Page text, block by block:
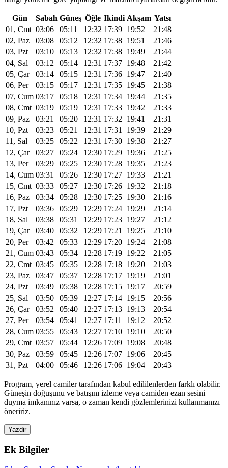
Gün Sabah Güneş Öğle Ikindi Akşam Yatsı
01, Cmt 03:06 05:11 12:32 17:39 19:52
21:48
02, Paz
03:08 05:12 12:32 17:38 19:51
21:46
03, Pzt
03:10 05:13 12:32 17:38 19:49
21:44
04, Sal
03:12 05:14 12:31 17:37 19:48
21:42
05, Çar
03:14 05:15 12:31 17:36 19:47
21:40
06, Per
03:15 05:17 12:31 17:35 19:45
21:38
07, Cum 03:17 05:18 12:31 17:34 19:44
21:35
08, Cmt 03:19 05:19 12:31 17:33 19:42
21:33
09, Paz
03:21 05:20 12:31 17:32 19:41
21:31
10, Pzt
03:23 05:21 12:31 17:31 19:39
21:29
11, Sal
03:25 05:22 12:31 17:30 19:38
21:27
12, Çar
03:27 05:24 12:30 17:29 19:36
21:25
13, Per
03:29 05:25 12:30 17:28 19:35
21:23
14, Cum 03:31 05:26 12:30 17:27 19:33
21:21
15, Cmt 03:33 05:27 12:30 17:26 19:32
21:18
16, Paz
03:34 05:28 12:30 17:25 19:30
21:16
17, Pzt
03:36 05:29 12:29 17:24 19:29
21:14
18, Sal
03:38 05:31 12:29 17:23 19:27
21:12
19, Çar
03:40 05:32 12:29 17:21 19:25
21:10
20, Per
03:42 05:33 12:29 17:20 19:24
21:08
21, Cum 03:43 05:34 12:28 17:19 19:22
21:05
22, Cmt 03:45 05:35 12:28 17:18 19:20
21:03
23, Paz
03:47 05:37 12:28 17:17 19:19
21:01
24, Pzt
03:49 05:38 12:28 17:15 19:17
20:59
25, Sal
03:50 05:39 12:27 17:14 19:15
20:56
26, Çar
03:52 05:40 12:27 17:13 19:13
20:54
27, Per
03:54 05:41 12:27 17:11 19:12
20:52
28, Cum 03:55 05:43 12:27 17:10 19:10
20:50
29, Cmt 03:57 05:44 12:26 17:09 19:08
20:48
30, Paz
03:59 05:45 12:26 17:07 19:06
20:45
31, Pzt
04:00 05:46 12:26 17:06 19:04 20:43
Program, yerel camiler tarafından kabul edililenlerden farklı olabilir.
Güneşin doğuşunu ve batışını izleme veya camiden ezan sesini
duyma imkanınız varsa, o zaman kendi gözlemlerinizi kullanmanızı
öneririz.
Yazdir
Ek Bilgiler